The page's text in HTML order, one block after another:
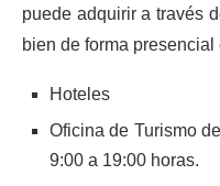
puede adquirir a través
bien de forma
Hoteles
Oficina de Turismo
9:00 a 19:00 horas.